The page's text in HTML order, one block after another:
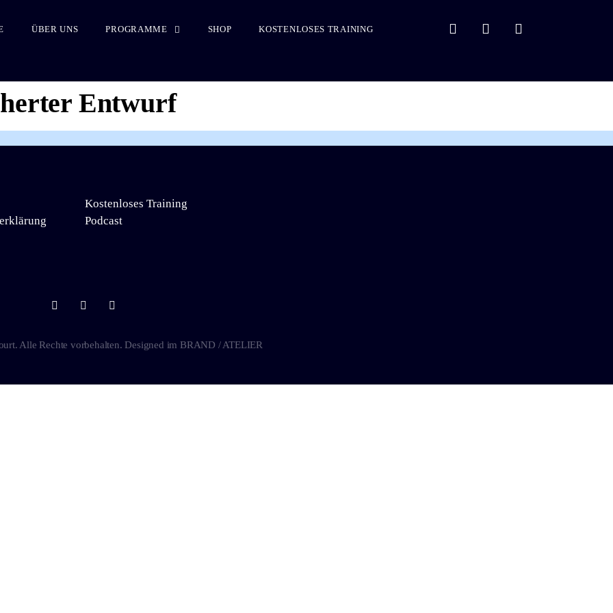
ÜBER UNS PROGRAMME SHOP KOSTENLOSES TRAINING
Entwurf
Kostenloses Training
Podcast
Alle Rechte vorbehalten. Designed imBRAND / ATELIER